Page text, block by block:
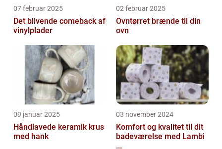
07 februar 2025
Det blivende comeback af
vinylplader
02 februar 2025
Ovntørret brænde til din
ovn
09 januar 2025
Håndlavede keramik krus
med hank
03 november 2024
Komfort og kvalitet til dit
badeværelse med Lambi
...